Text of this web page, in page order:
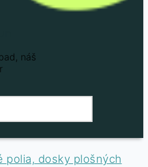
náš
polia, dosky plošných